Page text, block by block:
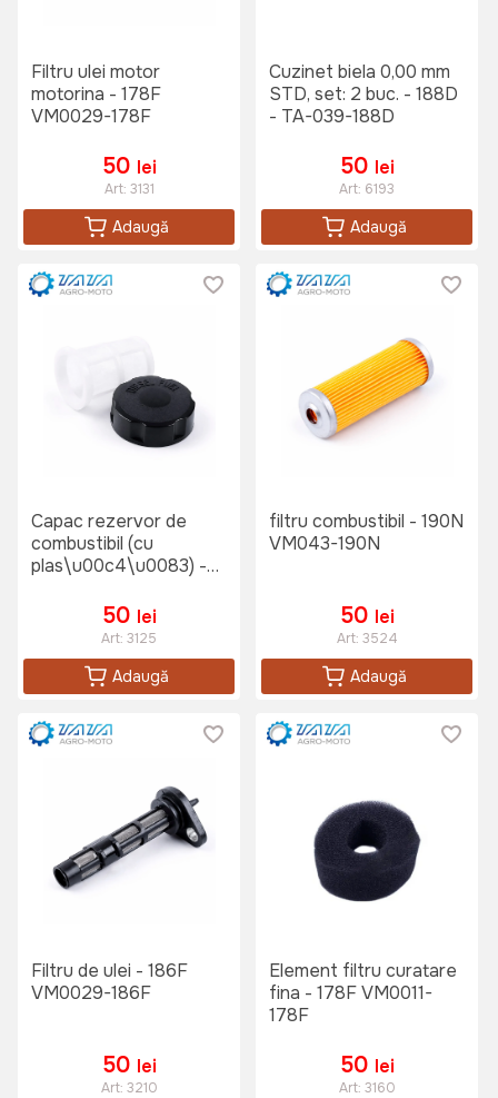
Filtru ulei motor
motorina - 178F
VM0029-178F
50 lei
Art: 3131
Adaugă
Cuzinet biela 0,00 mm
STD, set: 2 buc. - 188D
- TA-039-188D
50 lei
Art: 6193
Adaugă
Capac rezervor de
combustibil (cu
plas\u00c4\u0083) -
50 lei
Art: 3125
Adaugă
filtru combustibil - 190N
VM043-190N
50 lei
Art: 3524
Adaugă
Filtru de ulei - 186F
VM0029-186F
50 lei
Art: 3210
Element filtru curatare
fina - 178F VM0011-
178F
50 lei
Art: 3160